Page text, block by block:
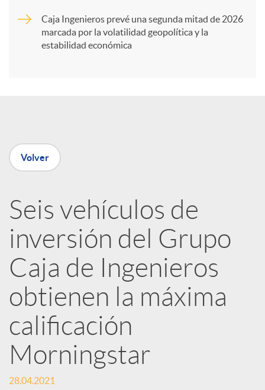
n
e
d
e
s
S
Caja Ingenieros prevé una segunda mitad de 2026
marcada por la volatilidad geopolítica y la
estabilidad económica
Volver
Seis vehículos de
inversión del Grupo
Caja de Ingenieros
obtienen la máxima
calificación
Morningstar
28.04.2021